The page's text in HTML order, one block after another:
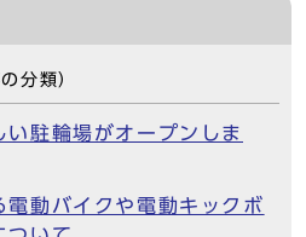
分類）
駐輪場がオープンしま
電動バイクや電動キックボ